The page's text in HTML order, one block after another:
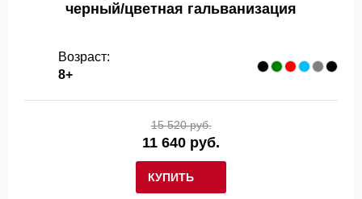
черный/цветная гальванизация
Возраст:
8+
КУПИТЬ
15 520 руб.
11 640 руб.